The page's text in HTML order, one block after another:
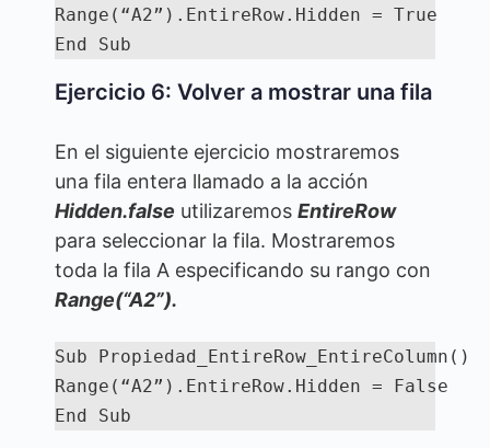
Range(“A2”).EntireRow.Hidden = True
End Sub
Ejercicio 6: Volver a mostrar una fila
En el siguiente ejercicio mostraremos
una fila entera llamado a la acción
Hidden.false utilizaremos EntireRow
para seleccionar la fila. Mostraremos
toda la fila A especificando su rango con
Range(“A2”).
Sub Propiedad_EntireRow_EntireColumn()
Range(“A2”).EntireRow.Hidden = False
End Sub